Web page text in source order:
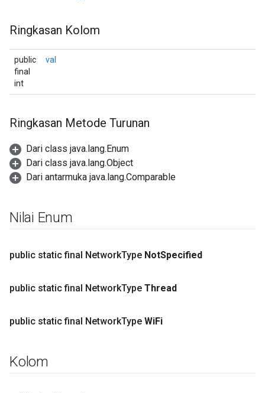
Ringkasan Kolom
public
final
int
val
Ringkasan Metode Turunan
Dari class java.lang.Enum
Dari class java.lang.Object
Dari antarmuka java.lang.Comparable
Nilai Enum
public static final NetworkType NotSpecified
public static final NetworkType Thread
public static final NetworkType WiFi
Kolom